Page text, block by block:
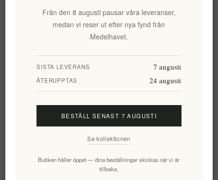
Mitt konto
Prenumerera Avsluta bevakning
Från den 8 augusti pausar våra leveranser,
medan vi reser ut efter nya fynd från
Medelhavet.
SISTA LEVERANS 7 augusti
ÅTERUPPTAS 24 augusti
BESTÄLL SENAST 7 AUGUSTI
Se kollektionen
Butiken håller öppet — dina beställningar skickas när vi är
tillbaka.